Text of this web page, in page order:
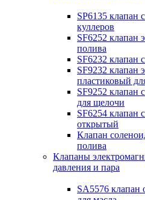
SP6135 клапан
куллеров
SF6252 клапан
полива
SF6232 клапан
SF9232 клапан
пластиковый
SF9252 клапан
для щелочи
SF6254 клапан
открытый
Клапан
полива
Клапаны
давления и пара
SA5576 клапан